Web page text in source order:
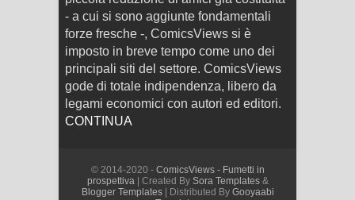
- a cui si sono aggiunte fondamentali
forze fresche -, ComicsViews si è
imposto in breve tempo come uno dei
principali siti del settore. ComicsViews
gode di totale indipendenza, libero da
legami economici con autori ed editori.
CONTINUA
© 2014-2020 - ComicsViews - Fumetti in
prospettiva | Created By Sora Templates&
Blogger Templates| Distributed By Gooyaabi